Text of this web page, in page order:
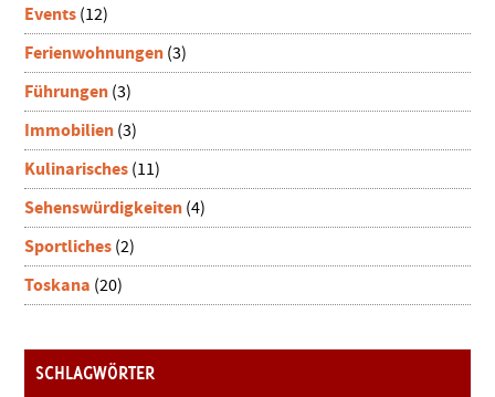
Events (12)
Ferienwohnungen (3)
Führungen (3)
Immobilien (3)
Kulinarisches (11)
Sehenswürdigkeiten (4)
Sportliches (2)
Toskana (20)
SCHLAGWÖRTER